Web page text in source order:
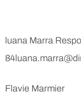
luana Marra
Flavie Marmier